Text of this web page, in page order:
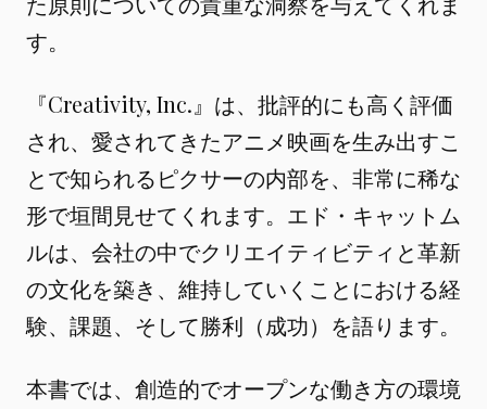
す。
『Creativity, Inc.』は、批評的にも高く評価
され、愛されてきたアニメ映画を生み出すこ
とで知られるピクサーの内部を、非常に稀な
形で垣間見せてくれます。エド・キャットム
ルは、会社の中でクリエイティビティと革新
の文化を築き、維持していくことにおける経
験、課題、そして勝利（成功）を語ります。
本書では、創造的でオープンな働き方の環境